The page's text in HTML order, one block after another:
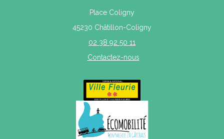
Place Coligny
45230 Châtillon-Coligny
02 38 92 50 11
Contactez-nous